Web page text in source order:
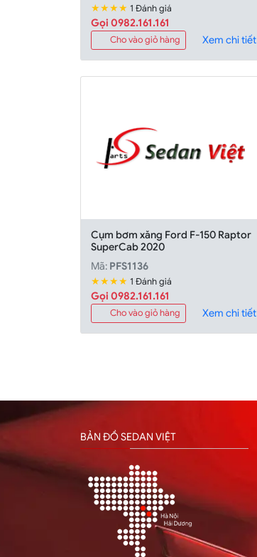
★★★★ 1 Đánh giá
Gọi 0982.161.161
Cho vào giỏ hàng Xem chi tiết
Cụm bơm xăng Ford F-150 Raptor
SuperCab 2020
Mã: PFS1136
★★★★ 1 Đánh giá
Gọi 0982.161.161
Cho vào giỏ hàng Xem chi tiết
BẢN ĐỒ SEDAN VIỆT